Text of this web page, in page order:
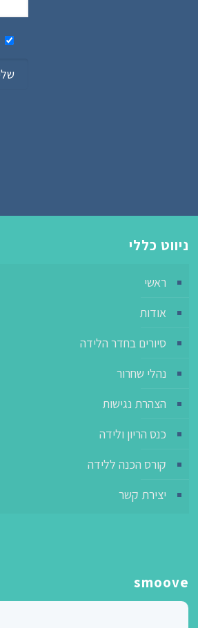
ניווט כללי
ראשי
אודות
סיורים בחדר הלידה
נהלי שחרור
הצהרת נגישות
כנס הריון ולידה
קורס הכנה ללידה
יצירת קשר
smoove